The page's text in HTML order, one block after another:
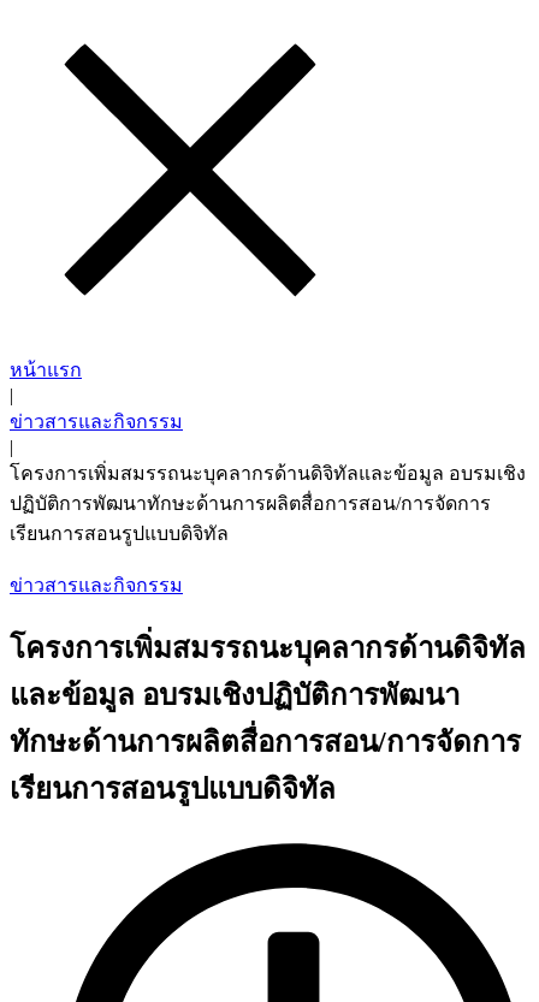
หน้าแรก
|
ข่าวสารและกิจกรรม
|
โครงการเพิ่มสมรรถนะบุคลากรด้านดิจิทัลและข้อมูล อบรมเชิง
ปฏิบัติการพัฒนาทักษะด้านการผลิตสื่อการสอน/การจัดการ
เรียนการสอนรูปแบบดิจิทัล
ข่าวสารและกิจกรรม
โครงการเพิ่มสมรรถนะบุคลากรด้านดิจิทัล
และข้อมูล อบรมเชิงปฏิบัติการพัฒนา
ทักษะด้านการผลิตสื่อการสอน/การจัดการ
เรียนการสอนรูปแบบดิจิทัล